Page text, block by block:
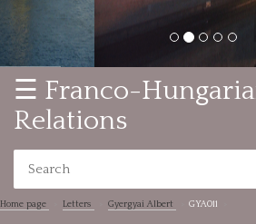
☰ Franco-
Relations
Home page Letters Gyergyai Albert GYA011